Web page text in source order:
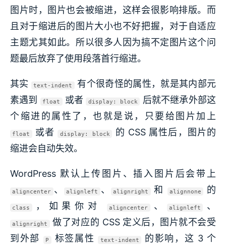
图片时，图片也会被缩进，这样会很影响排版。而
且对于缩进后的图片大小也不好把握，对于自适应
主题尤其如此。所以很多人因为搞不定图片这个问
题最后放弃了使用段落首行缩进。
其实 text-indent
有个很奇怪的属性，就是其内部元
素遇到
float 或者 display: block
后就不继承外部这
个缩进的属性了，也就是说，只要给图片加上
float 或者 display: block
的 CSS 属性后，图片的
缩进会自动失效。
WordPress 默认上传图片、插入图片后会带上
aligncenter 、 alignleft 、 alignright 和 alignnone 的
class ，如果你对 aligncenter 、 alignleft 、
alignright
做了对应的 CSS 定义后，图片就不会受
到外部
P 标签属性 text-indent 的影响，这 3 个